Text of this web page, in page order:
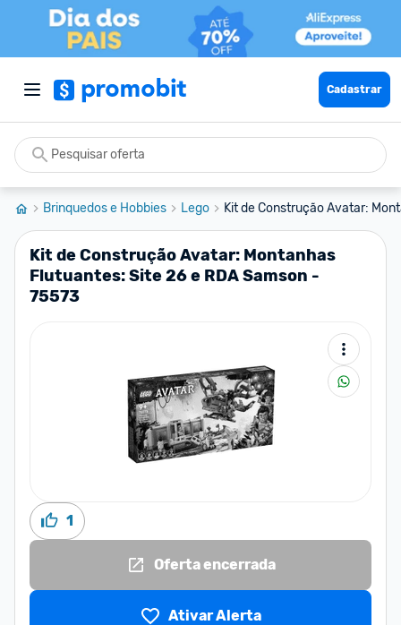
Cadastrar
Brinquedos e Hobbies Lego Kit de Construção Avatar:
Kit de Construção Avatar: Montanhas
Flutuantes: Site 26 e RDA Samson -
75573
1
Oferta encerrada
Ativar Alerta